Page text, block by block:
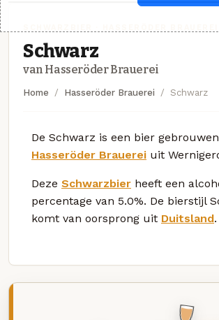
Schwarz
van Hasseröder Brauerei
Home Hasseröder Brauerei Schwarz
De Schwarz is een bier
Hasseröder Brauerei uit
Deze Schwarzbier heeft een
percentage van 5.0%. De bierstijl
komt van oorsprong uit Duitsland.